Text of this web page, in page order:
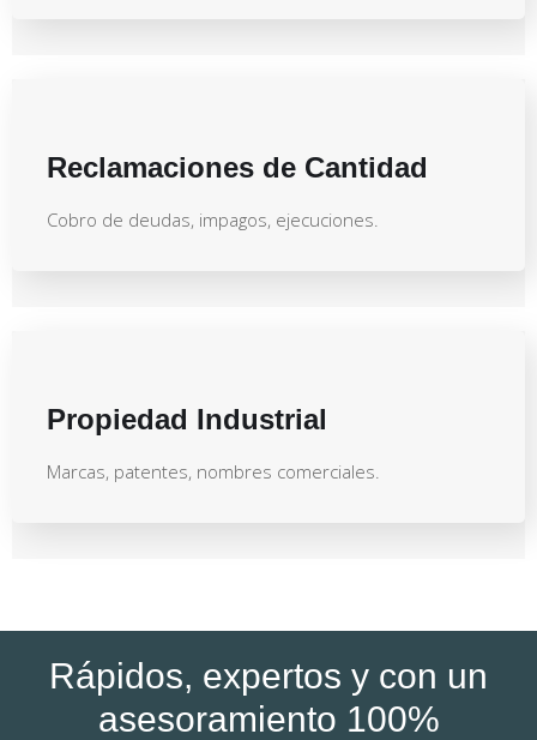
Reclamaciones de Cantidad
Cobro de deudas, impagos, ejecuciones.
Propiedad Industrial
Marcas, patentes, nombres comerciales.
Rápidos, expertos y con un
asesoramiento 100%